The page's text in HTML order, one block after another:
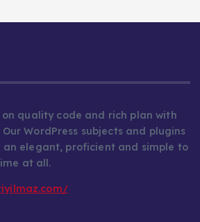
quality code and rich plan with
WordPress subjects and plugins
an elegant, proficient and simple to
at all.